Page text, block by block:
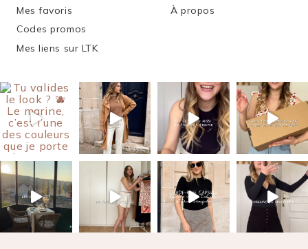
Mes favoris
Codes promos
Mes liens sur LTK
À propos